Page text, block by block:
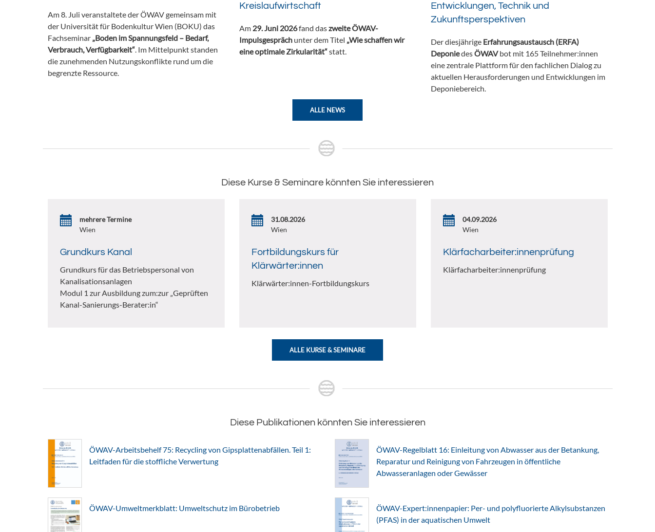
Am 8. Juli veranstaltete der ÖWAV gemeinsam mit
der Universität für Bodenkultur Wien (BOKU) das
Fachseminar „Boden im Spannungsfeld – Bedarf,
Verbrauch, Verfügbarkeit“. Im Mittelpunkt standen
die zunehmenden Nutzungskonflikte rund um die
begrenzte Ressource.
Kreislaufwirtschaft
Am 29. Juni 2026fand daszweite ÖWAV-
Impulsgesprächunter dem Titel „Wie schaffen wir
eine optimale Zirkularität“statt.
Entwicklungen, Technik und
Zukunftsperspektiven
Der diesjährige Erfahrungsaustausch (ERFA)
DeponiedesÖWAVbot mit 165 Teilnehmer:innen
eine zentrale Plattform für den fachlichen Dialog zu
aktuellen Herausforderungen und Entwicklungen im
Deponiebereich.
ALLE NEWS
Diese Kurse & Seminare könnten Sie interessieren
mehrere Termine
Wien
Grundkurs Kanal
Grundkurs für das Betriebspersonal von
Kanalisationsanlagen
Modul 1 zur Ausbildung zum:zur „Geprüften
Kanal-Sanierungs-Berater:in“
31.08.2026
Wien
Fortbildungskurs für
Klärwärter:innen
Klärwärter:innen-Fortbildungskurs
04.09.2026
Wien
Klärfacharbeiter:innenprüfung
Klärfacharbeiter:innenprüfung
ALLE KURSE & SEMINARE
Diese Publikationen könnten Sie interessieren
ÖWAV-Arbeitsbehelf 75: Recycling von Gipsplattenabfällen. Teil 1:
Leitfaden für die stoffliche Verwertung
ÖWAV-Regelblatt 16: Einleitung von Abwasser aus der Betankung,
Reparatur und Reinigung von Fahrzeugen in öffentliche
Abwasseranlagen oder Gewässer
ÖWAV-Umweltmerkblatt: Umweltschutz im Bürobetrieb
ÖWAV-Expert:innenpapier: Per- und polyfluorierte Alkylsubstanzen
(PFAS) in der aquatischen Umwelt